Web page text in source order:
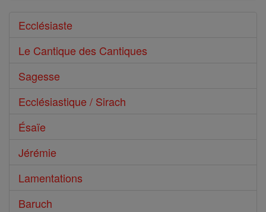
Ecclésiaste
Le Cantique des Cantiques
Sagesse
Ecclésiastique / Sirach
Ésaïe
Jérémie
Lamentations
Baruch